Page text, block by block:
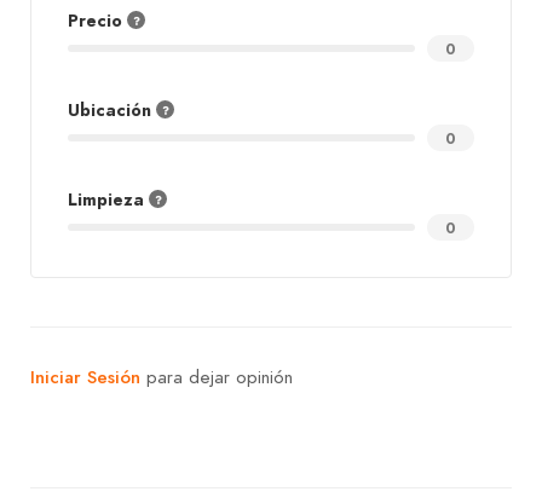
Precio
0
Ubicación
0
Limpieza
0
Iniciar Sesión para dejar opinión